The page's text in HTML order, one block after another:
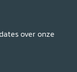
over onze